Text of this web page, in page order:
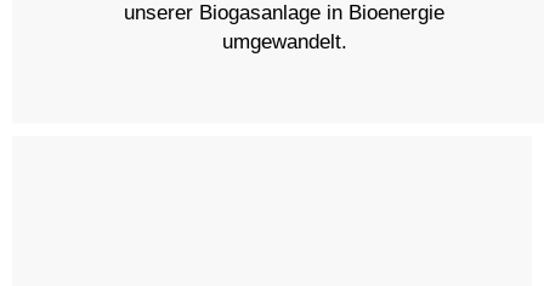
unserer Biogasanlage in Bioenergie
umgewandelt.